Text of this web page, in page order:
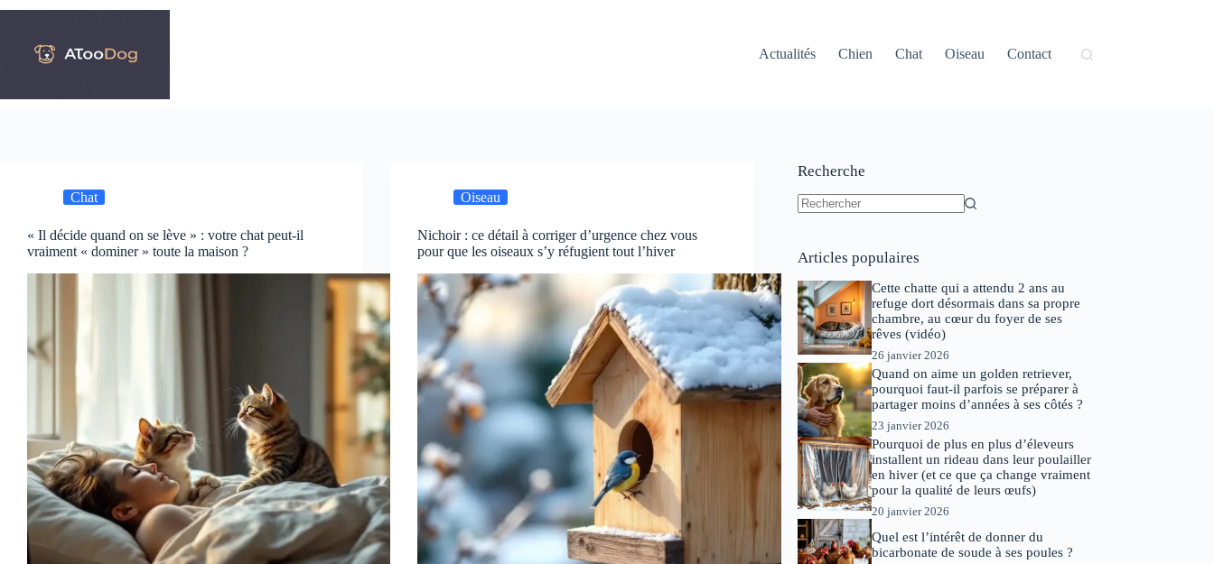
Passer
Actualités
Chien Chat Oiseau Contact
Chat
« Il décide quand on se lève » : votre chat peut-il
vraiment « dominer » toute la maison ?
Oiseau
Nichoir : ce détail à corriger d’urgence chez vous
pour que les oiseaux s’y réfugient tout l’hiver
Recherche
Articles populaires
Cette chatte qui a attendu 2 ans au
refuge dort désormais dans sa propre
chambre, au cœur du foyer de ses
rêves (vidéo)
26 janvier 2026
Quand on aime un golden retriever,
pourquoi faut-il parfois se préparer à
partager moins d’années à ses côtés ?
23 janvier 2026
Pourquoi de plus en plus d’éleveurs
installent un rideau dans leur poulailler
en hiver (et ce que ça change vraiment
pour la qualité de leurs œufs)
20 janvier 2026
Quel est l’intérêt de donner du
bicarbonate de soude à ses poules ?